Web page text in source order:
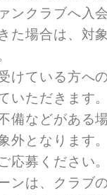
ンクラブへ入
た場合は、対
けている方への
いただきます。
備などがある
外となります
応募ください。
ンは、クラブ